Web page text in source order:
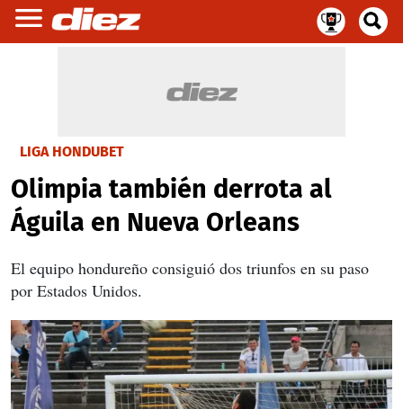
LIGA HONDUBET
Olimpia también derrota al
Águila en Nueva Orleans
El equipo hondureño consiguió dos triunfos en su paso
por Estados Unidos.